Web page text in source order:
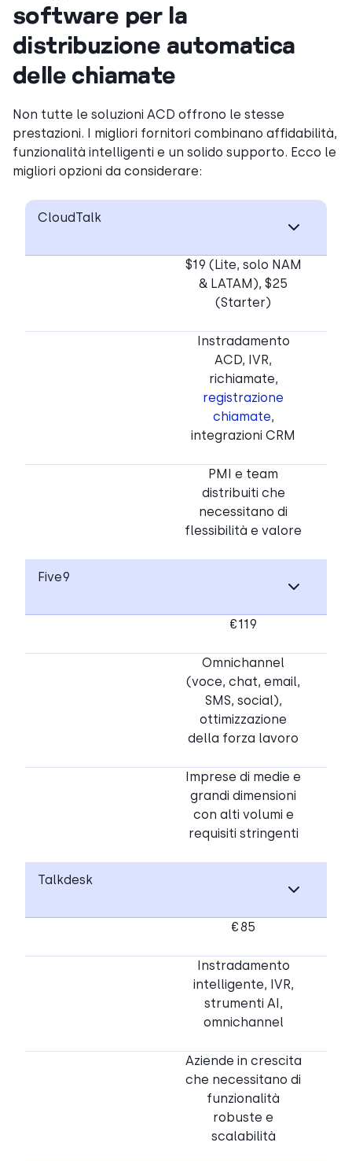
software per la
distribuzione automatica
delle chiamate
Non tutte le soluzioni ACD offrono le stesse
prestazioni. I migliori fornitori combinano affidabilità,
funzionalità intelligenti e un solido supporto. Ecco le
migliori opzioni da considerare:
CloudTalk
$19 (Lite, solo NAM
& LATAM), $25
(Starter)
Instradamento
ACD, IVR,
richiamate,
registrazione
chiamate,
integrazioni CRM
PMI e team
distribuiti che
necessitano di
flessibilità e valore
Five9
€119
Omnichannel
(voce, chat, email,
SMS, social),
ottimizzazione
della forza lavoro
Imprese di medie e
grandi dimensioni
con alti volumi e
requisiti stringenti
Talkdesk
€85
Instradamento
intelligente, IVR,
strumenti AI,
omnichannel
Aziende in crescita
che necessitano di
funzionalità
robuste e
scalabilità